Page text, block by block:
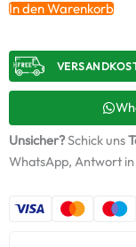
/
Menge
In den Warenkorb
Unsicher?Schick uns
WhatsApp, Antwort